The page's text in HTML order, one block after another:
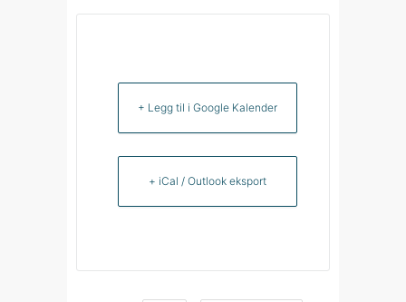
+ Legg til i Google Kalender
+ iCal / Outlook eksport